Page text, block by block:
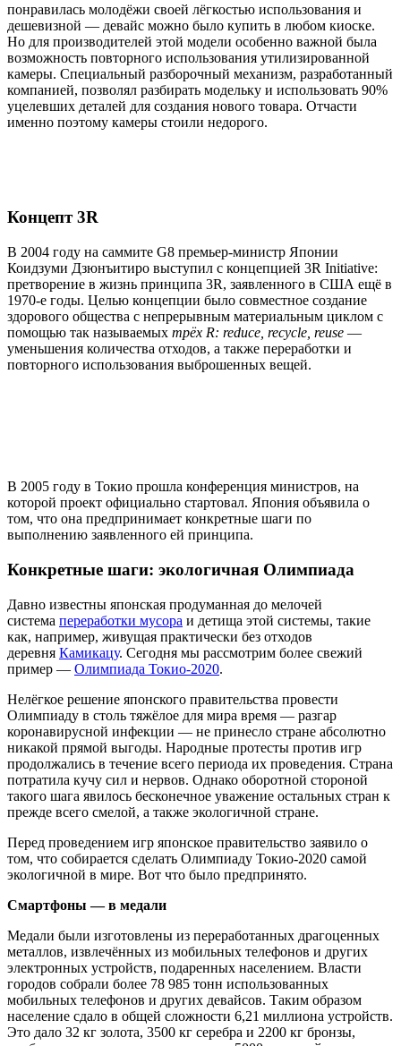
понравилась молодёжи своей лёгкостью использования и
дешевизной — девайс можно было купить в любом киоске.
Но для производителей этой модели особенно важной была
возможность повторного использования утилизированной
камеры. Специальный разборочный механизм, разработанный
компанией, позволял разбирать модельку и использовать 90%
уцелевших деталей для создания нового товара. Отчасти
именно поэтому камеры стоили недорого.
Концепт 3R
В 2004 году на саммите G8 премьер-министр Японии
Коидзуми Дзюнъитиро выступил с концепцией 3R Initiative:
претворение в жизнь принципа 3R, заявленного в США ещё в
1970-е годы. Целью концепции было совместное создание
здорового общества с непрерывным материальным циклом с
помощью так называемых трёх R: reduce, recycle, reuse —
уменьшения количества отходов, а также переработки и
повторного использования выброшенных вещей.
В 2005 году в Токио прошла конференция министров, на
которой проект официально стартовал. Япония объявила о
том, что она предпринимает конкретные шаги по
выполнению заявленного ей принципа.
Конкретные шаги: экологичная Олимпиада
Давно известны японская продуманная до мелочей
система переработки мусора и детища этой системы, такие
как, например, живущая практически без отходов
деревня Камикацу. Сегодня мы рассмотрим более свежий
пример — Олимпиада Токио-2020.
Нелёгкое решение японского правительства провести
Олимпиаду в столь тяжёлое для мира время — разгар
коронавирусной инфекции — не принесло стране абсолютно
никакой прямой выгоды. Народные протесты против игр
продолжались в течение всего периода их проведения. Страна
потратила кучу сил и нервов. Однако оборотной стороной
такого шага явилось бесконечное уважение остальных стран к
прежде всего смелой, а также экологичной стране.
Перед проведением игр японское правительство заявило о
том, что собирается сделать Олимпиаду Токио-2020 самой
экологичной в мире. Вот что было предпринято.
Смартфоны — в медали
Медали были изготовлены из переработанных драгоценных
металлов, извлечённых из мобильных телефонов и других
электронных устройств, подаренных населением. Власти
городов собрали более 78 985 тонн использованных
мобильных телефонов и других девайсов. Таким образом
население сдало в общей сложности 6,21 миллиона устройств.
Это дало 32 кг золота, 3500 кг серебра и 2200 кг бронзы,